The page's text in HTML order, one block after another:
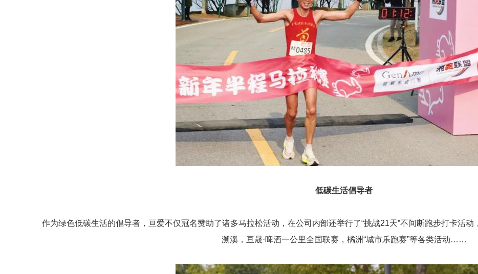
低碳生活倡导者
作为绿色低碳生活的倡导者，亘爱不仅冠名赞助了诸多马拉松活动，在公司内部还举行了“挑战21天”不间断跑步打卡活
溯溪，亘晟·啤酒一公里全国联赛，橘洲“城市乐跑赛”等各类活动……